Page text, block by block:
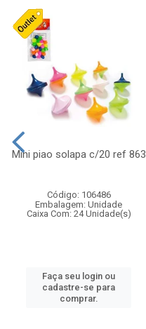
Mini piao solapa c/20 ref 863
Código: 106486
Embalagem: Unidade
Caixa Com: 24 Unidade(s)
Faça seu login ou
cadastre-se para
comprar.